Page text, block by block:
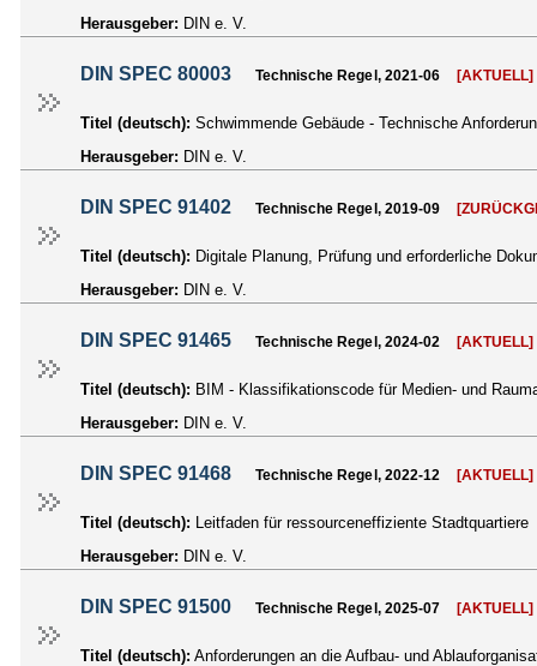
Herausgeber: DIN e. V.
DIN SPEC 80003 Technische Regel, 2021-06 [AKTUELL]
Titel (deutsch): Schwimmende Gebäude - Technische
Herausgeber: DIN e. V.
DIN SPEC 91402 Technische Regel, 2019-09
Titel (deutsch): Digitale Planung, Prüfung und erforderliche
Herausgeber: DIN e. V.
DIN SPEC 91465 Technische Regel, 2024-02 [AKTUELL]
Titel (deutsch): BIM - Klassifikationscode für Medien- und
Herausgeber: DIN e. V.
DIN SPEC 91468 Technische Regel, 2022-12 [AKTUELL]
Titel (deutsch): Leitfaden für ressourceneffiziente Stadtquartiere
Herausgeber: DIN e. V.
DIN SPEC 91500 Technische Regel, 2025-07 [AKTUELL]
Titel (deutsch): Anforderungen an die Aufbau- und